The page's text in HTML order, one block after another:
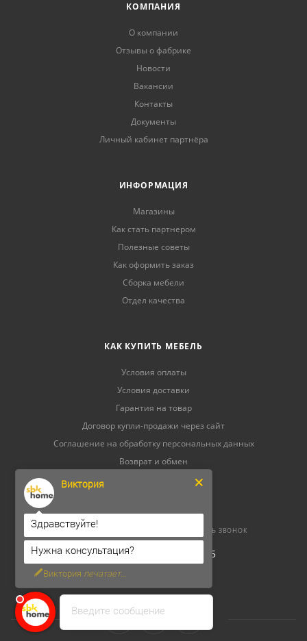
КОМПАНИЯ
О компании
Отзывы о фабрике
Новости
Вакансии
Контакты
Документы
Личный кабинет партнёра
ИНФОРМАЦИЯ
Магазины
Как стать партнером
Полезные советы
Как оформить заказ
Сборка мебели
Отдел качества
КАК КУПИТЬ МЕБЕЛЬ
Условия оплаты
Условия доставки
Гарантия на товар
Договор купли-продажи через сайт
Соглашение на обработку персональных данных
Возврат и обмен
8 (800) 500-52-16 ЗАКАЗАТЬ ЗВОНОК
ОГРНИП 304264520800165
ИНН 262300156302
Введите сообщение
Виктория
Здравствуйте!
Нужна консультация?
Виктория печатает...